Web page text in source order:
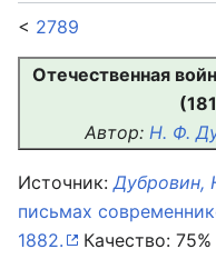
< 2789
Отечественная
Автор: Н. Ф.
Источник:Дубровин,
письмах
1882.
Качество: 75%